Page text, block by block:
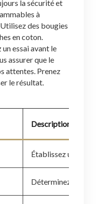
la sécurité et
à
des bougies
en coton.
un essai avant le
assurer que le
attentes. Prenez
le résultat.
Description
Établissez un
Déterminez le